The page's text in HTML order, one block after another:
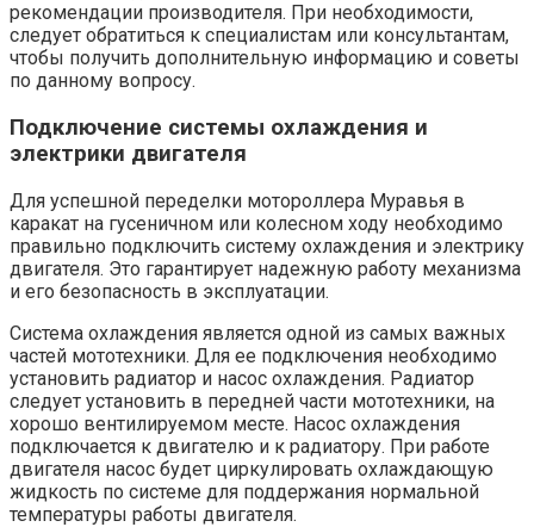
рекомендации производителя. При необходимости,
следует обратиться к специалистам или консультантам,
чтобы получить дополнительную информацию и советы
по данному вопросу.
Подключение системы охлаждения и
электрики двигателя
Для успешной переделки мотороллера Муравья в
каракат на гусеничном или колесном ходу необходимо
правильно подключить систему охлаждения и электрику
двигателя. Это гарантирует надежную работу механизма
и его безопасность в эксплуатации.
Система охлаждения является одной из самых важных
частей мототехники. Для ее подключения необходимо
установить радиатор и насос охлаждения. Радиатор
следует установить в передней части мототехники, на
хорошо вентилируемом месте. Насос охлаждения
подключается к двигателю и к радиатору. При работе
двигателя насос будет циркулировать охлаждающую
жидкость по системе для поддержания нормальной
температуры работы двигателя.